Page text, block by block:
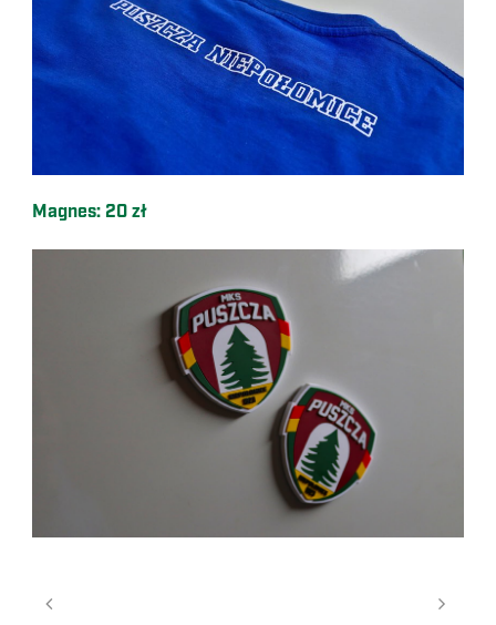
Magnes: 20 zł